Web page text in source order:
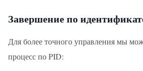
Завершение по
Для более точного управления мы
процесс по PID: